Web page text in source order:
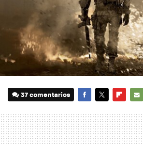
37 comentarios